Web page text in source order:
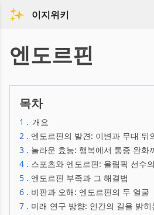
이지위키
엔도르핀
목차
1 . 개요
2 . 엔도르핀의 발견: 이변과 무대 뒤
3 . 놀라운 효능: 행복에서 통증 완화
4 . 스포츠와 엔도르핀: 올림픽 선수
5 . 엔도르핀 부족과 그 해결법
6 . 비판과 오해: 엔도르핀의 두 얼굴
7 . 미래 연구 방향: 인간의 길을 밝히